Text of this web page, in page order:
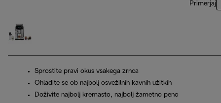
Primerjaj
Sprostite pravi okus vsakega zrnca
Ohladite se ob najbolj osvežilnih kavnih užitkih
Doživite najbolj kremasto, najbolj žametno peno